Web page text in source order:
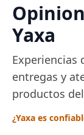
Yaxa
Experiencias
entregas y
productos
¿Yaxa es